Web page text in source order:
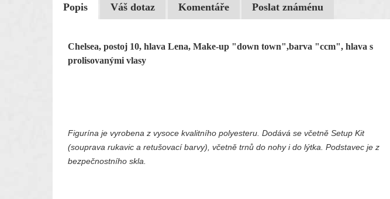
Popis Váš dotaz Komentáře Poslat známénu
Chelsea, postoj 10, hlava Lena, Make-up "down town",barva "ccm", hlava s
prolisovanými vlasy
Figurína je vyrobena z vysoce kvalitního polyesteru. Dodává se včetně Setup Kit
(souprava rukavic a retušovací barvy), včetně trnů do nohy i do lýtka. Podstavec je z
bezpečnostního skla.